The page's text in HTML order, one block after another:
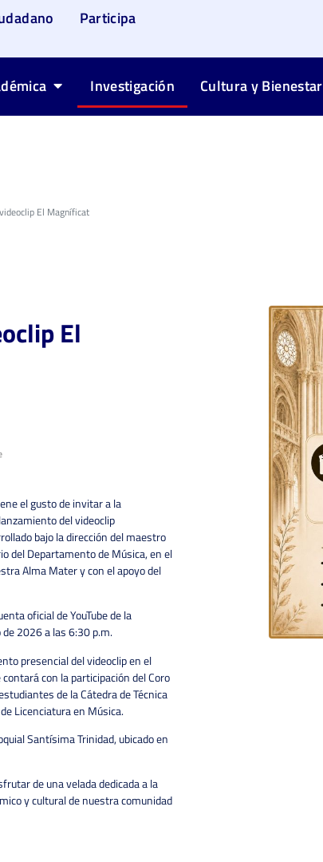
Participa
Investigación Cultura y Bienestar
El Magníficat
El
el gusto de invitar a la
del videoclip
bajo la dirección del maestro
del Departamento de Música, en el
Alma Mater y con el apoyo del
oficial de YouTube de la
de 2026 a las 6:30 p.m.
presencial del videoclip en el
con la participación del Coro
de la Cátedra de Técnica
Licenciatura en Música.
Santísima Trinidad, ubicado en
de una velada dedicada a la
y cultural de nuestra comunidad